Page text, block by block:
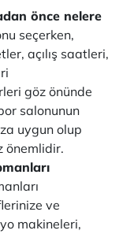
önce nelere
seçerken,
açılış saatleri,
göz önünde
salonunun
uygun olup
önemlidir.
ve
makineleri,